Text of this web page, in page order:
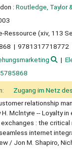
: Routledge, Taylor
Ressource (xiv, 113
9781317718772
Zugang im Netz
relationship
Mclntyre -- Loyalty
: the critical
internet
/ Jon M. Shapiro,